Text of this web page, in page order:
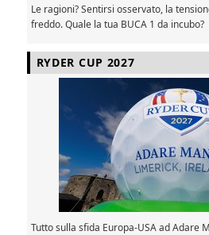
Le ragioni? Sentirsi osservato, la
freddo. Quale la tua BUCA 1 da incubo?
RYDER CUP 2027
Tutto sulla sfida Europa-USA ad Adare